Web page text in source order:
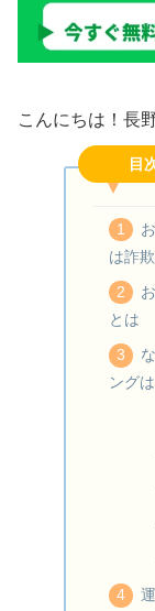
こんにちは！長
目
は詐
とは
ング